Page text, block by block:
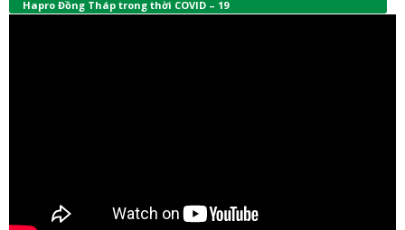
Hapro Đồng Tháp trong thời COVID – 19